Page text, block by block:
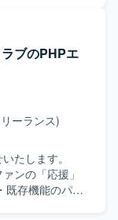
Git
策定をサポー
行い、選定さ
実装を担当し
E2Eテスト自動
グに前向きに
バーと積極的
の成長にも関
す。技術的な
きる方が望ま
ブのPHPエ
ーランス)
たします。
の「応援」
存機能のパフ